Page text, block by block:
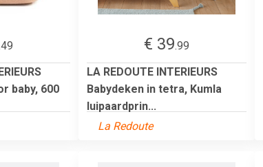
.49
baby, 600
€ 39.99
LA REDOUTE INTERIEURS
Babydeken in tetra, Kumla
luipaardprin...
La Redoute